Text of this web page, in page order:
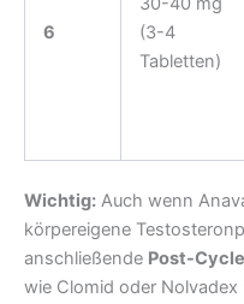
6
(3-4
Tabletten)
Wichtig: Auch wenn
körpereigene
anschließende Post-
wie Clomid oder